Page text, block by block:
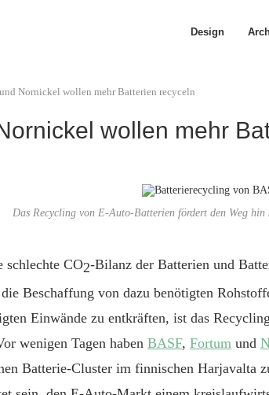
Design
Nornickel wollen mehr Batterien recyceln
wollen mehr
Das Recycling von E-Auto-Batterien fördert den Weg
CO2-Bilanz der Batterien und
Beschaffung von dazu benötigten
Einwände zu entkräften, ist das
wenigen Tagen haben BASF, Fortum und
Batterie-Cluster im finnischen Harjavalta